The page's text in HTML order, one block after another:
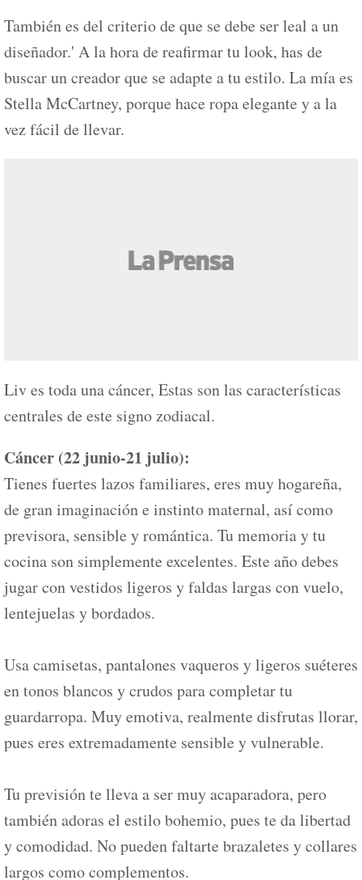
También es del criterio de que se debe ser leal a un
diseñador.' A la hora de reafirmar tu look, has de
buscar un creador que se adapte a tu estilo. La mía es
Stella McCartney, porque hace ropa elegante y a la
vez fácil de llevar.
Liv es toda una cáncer, Estas son las características
centrales de este signo zodiacal.
Cáncer (22 junio-21 julio):
Tienes fuertes lazos familiares, eres muy hogareña,
de gran imaginación e instinto maternal, así como
previsora, sensible y romántica. Tu memoria y tu
cocina son simplemente excelentes. Este año debes
jugar con vestidos ligeros y faldas largas con vuelo,
lentejuelas y bordados.
Usa camisetas, pantalones vaqueros y ligeros suéteres
en tonos blancos y crudos para completar tu
guardarropa. Muy emotiva, realmente disfrutas llorar,
pues eres extremadamente sensible y vulnerable.
Tu previsión te lleva a ser muy acaparadora, pero
también adoras el estilo bohemio, pues te da libertad
y comodidad. No pueden faltarte brazaletes y collares
largos como complementos.